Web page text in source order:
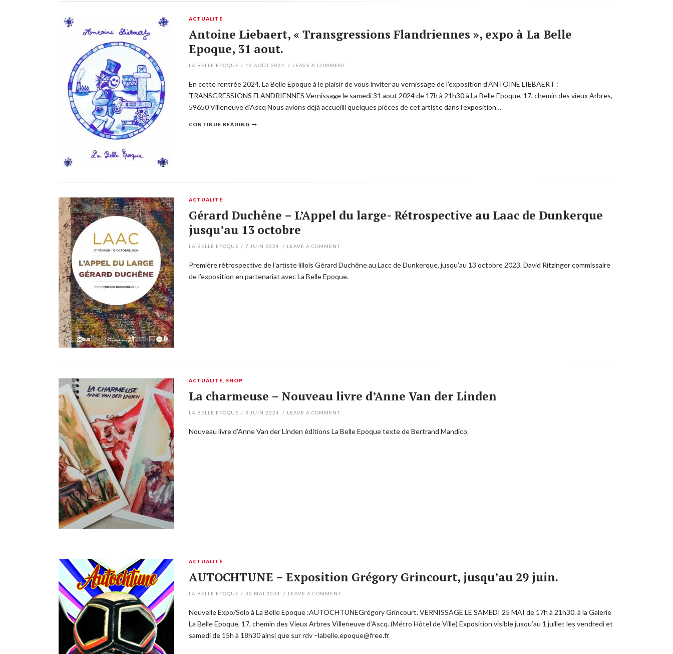
ACTUALITÉ
Antoine Liebaert, « Transgressions Flandriennes », expo à La Belle
Epoque, 31 aout.
LA BELLE EPOQUE / 13 AOÛT 2024 / LEAVE A COMMENT
En cette rentrée 2024, La Belle Epoque à le plaisir de vous inviter au vernissage de l’exposition d’ANTOINE LIEBAERT :
TRANSGRESSIONS FLANDRIENNES Vernissage le samedi 31 aout 2024 de 17h à 21h30 à La Belle Epoque, 17, chemin des vieux Arbres,
59650 Villeneuve d’Ascq Nous avions déjà accueilli quelques pièces de cet artiste dans l’exposition…
CONTINUE READING
ACTUALITÉ
Gérard Duchêne – L’Appel du large- Rétrospective au Laac de Dunkerque
jusqu’au 13 octobre
LA BELLE EPOQUE / 7 JUIN 2024 / LEAVE A COMMENT
Première rétrospective de l’artiste lillois Gérard Duchêne au Lacc de Dunkerque, jusqu’au 13 octobre 2023. David Ritzinger commissaire
de l’exposition en partenariat avec La Belle Epoque.
ACTUALITÉ SHOP
La charmeuse – Nouveau livre d’Anne Van der Linden
LA BELLE EPOQUE / 3 JUIN 2024 / LEAVE A COMMENT
Nouveau livre d’Anne Van der Linden éditions La Belle Epoque texte de Bertrand Mandico.
ACTUALITÉ
AUTOCHTUNE – Exposition Grégory Grincourt, jusqu’au 29 juin.
LA BELLE EPOQUE / 30 MAI 2024 / LEAVE A COMMENT
Nouvelle Expo/Solo à La Belle Epoque :AUTOCHTUNEGrégory Grincourt. VERNISSAGE LE SAMEDI 25 MAI de 17h à 21h30. à la Galerie
La Belle Epoque, 17, chemin des Vieux Arbres Villeneuve d’Ascq. (Métro Hôtel de Ville) Exposition visible jusqu’au 1 juillet les vendredi et
samedi de 15h à 18h30 ainsi que sur rdv –labelle.epoque@free.fr